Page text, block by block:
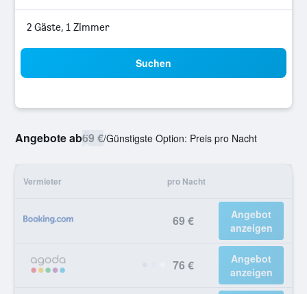
2 Gäste, 1 Zimmer
Suchen
Angebote ab69 €/Günstigste Option: Preis pro Nacht
Vermieter pro Nacht
69 €
Angebot
anzeigen
76 €
Angebot
anzeigen